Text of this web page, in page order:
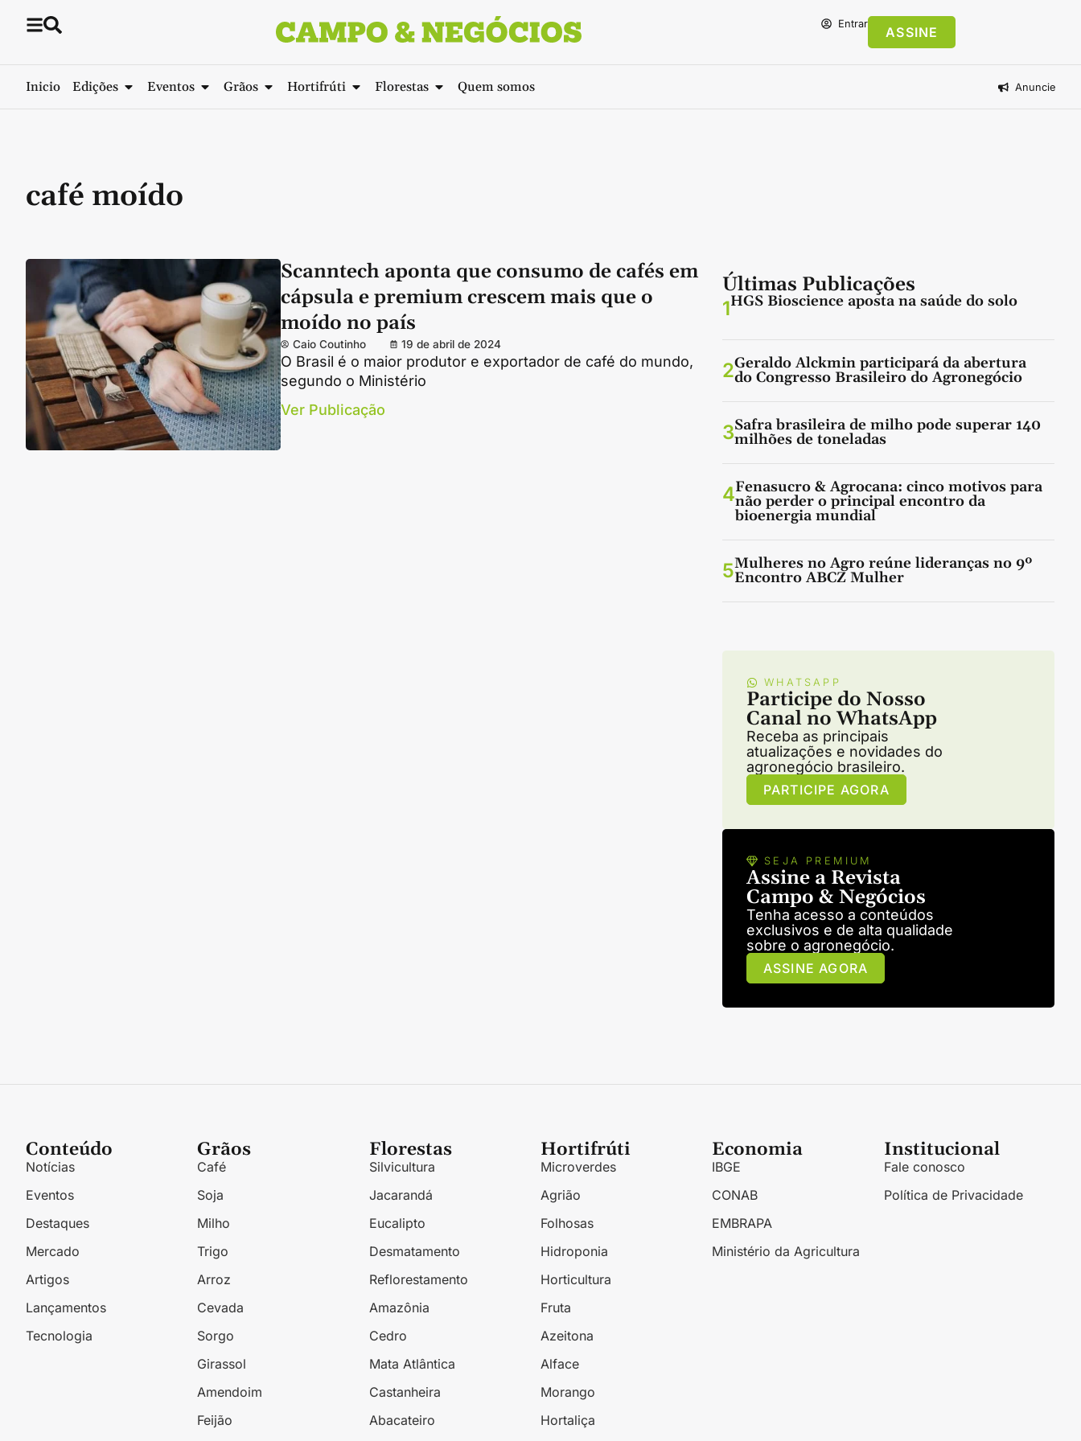
Entrar
ASSINE
Inicio Edições Eventos Grãos Hortifrúti Florestas Quem somos Anuncie
café moído
Scanntech aponta que consumo de cafés em
cápsula e premium crescem mais que o
moído no país
Caio Coutinho 19 de abril de 2024
O Brasil é o maior produtor e exportador de café do mundo,
segundo o Ministério
Ver Publicação
Últimas Publicações
1HGS Bioscience aposta na saúde do solo
2Geraldo Alckmin participará da abertura
do Congresso Brasileiro do Agronegócio
3Safra brasileira de milho pode superar 140
milhões de toneladas
4Fenasucro & Agrocana: cinco motivos para
não perder o principal encontro da
bioenergia mundial
5Mulheres no Agro reúne lideranças no 9º
Encontro ABCZ Mulher
WHATSAPP
Participe do Nosso
Canal no WhatsApp
Receba as principais
atualizações e novidades do
agronegócio brasileiro.
PARTICIPE AGORA
SEJA PREMIUM
Assine a Revista
Campo & Negócios
Tenha acesso a conteúdos
exclusivos e de alta qualidade
sobre o agronegócio.
ASSINE AGORA
Conteúdo
Notícias
Eventos
Destaques
Mercado
Artigos
Lançamentos
Tecnologia
Grãos
Café
Soja
Milho
Trigo
Arroz
Cevada
Sorgo
Girassol
Amendoim
Feijão
Florestas
Silvicultura
Jacarandá
Eucalipto
Desmatamento
Reflorestamento
Amazônia
Cedro
Mata Atlântica
Castanheira
Abacateiro
Hortifrúti
Microverdes
Agrião
Folhosas
Hidroponia
Horticultura
Fruta
Azeitona
Alface
Morango
Hortaliça
Economia
IBGE
CONAB
EMBRAPA
Ministério da Agricultura
Institucional
Fale conosco
Política de Privacidade